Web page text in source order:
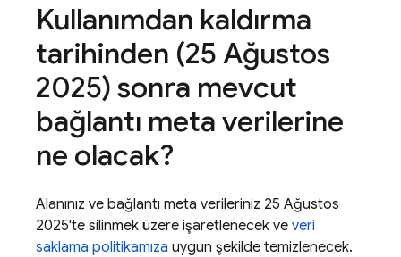
Kullanımdan kaldırma
tarihinden (25 Ağustos
2025) sonra mevcut
bağlantı meta verilerine
ne olacak?
Alanınız ve bağlantı meta verileriniz 25 Ağustos
2025'te silinmek üzere işaretlenecek ve veri
saklama politikamıza uygun şekilde temizlenecek.